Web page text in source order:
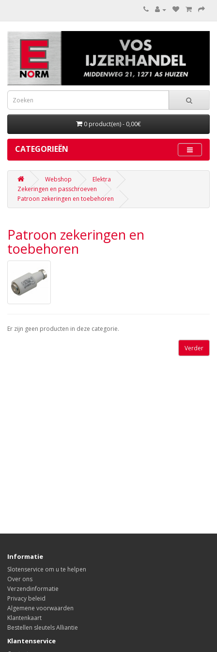
0 product(en) - 0,00€
CATEGORIEËN
Webshop
Elektra
Zekeringen en passchroeven
Patroon zekeringen en toebehoren
Patroon zekeringen en
toebehoren
Er zijn geen producten in deze categorie.
Verder
Informatie
Slotenservice om u te helpen
Over ons
Verzendinformatie
Privacy beleid
Algemene voorwaarden
Klantenkaart
Bestellen sleutels Alliantie
Klantenservice